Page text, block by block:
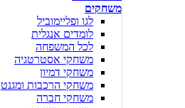
משחקים
לגו ופליימוביל
לומדים אנגלית
לכל המשפחה
משחקי אסטרטגיה
משחקי דמיון
משחקי הרכבות ומגנט
משחקי חברה